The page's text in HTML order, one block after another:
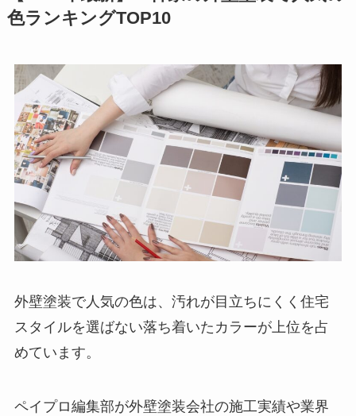
色ランキングTOP10
外壁塗装で人気の色は、汚れが目立ちにくく住宅
スタイルを選ばない落ち着いたカラーが上位を占
めています。
ペイプロ編集部が外壁塗装会社の施工実績や業界